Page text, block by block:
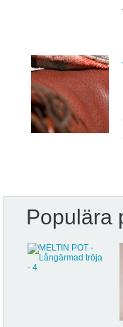
Populära